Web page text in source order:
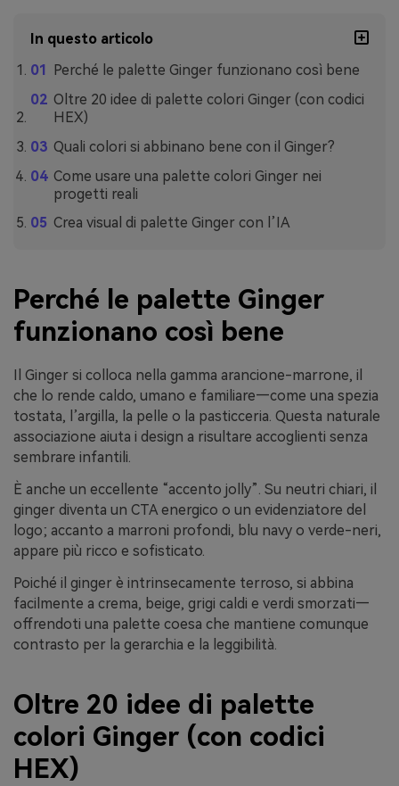
In questo articolo
Perché le palette Ginger funzionano così bene
Oltre 20 idee di palette colori Ginger (con codici
HEX)
Quali colori si abbinano bene con il Ginger?
Come usare una palette colori Ginger nei
progetti reali
Crea visual di palette Ginger con l’IA
Perché le palette Ginger
funzionano così bene
Il Ginger si colloca nella gamma arancione-marrone, il
che lo rende caldo, umano e familiare—come una spezia
tostata, l’argilla, la pelle o la pasticceria. Questa naturale
associazione aiuta i design a risultare accoglienti senza
sembrare infantili.
È anche un eccellente “accento jolly”. Su neutri chiari, il
ginger diventa un CTA energico o un evidenziatore del
logo; accanto a marroni profondi, blu navy o verde-neri,
appare più ricco e sofisticato.
Poiché il ginger è intrinsecamente terroso, si abbina
facilmente a crema, beige, grigi caldi e verdi smorzati—
offrendoti una palette coesa che mantiene comunque
contrasto per la gerarchia e la leggibilità.
Oltre 20 idee di palette
colori Ginger (con codici
HEX)